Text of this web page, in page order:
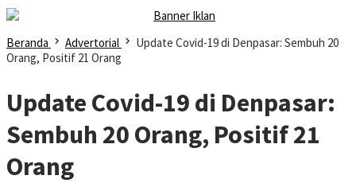
Beranda Advertorial
Update Covid-19 di Denpasar: Sembuh 20
Orang, Positif 21 Orang
Update Covid-19 di Denpasar:
Sembuh 20 Orang, Positif 21
Orang